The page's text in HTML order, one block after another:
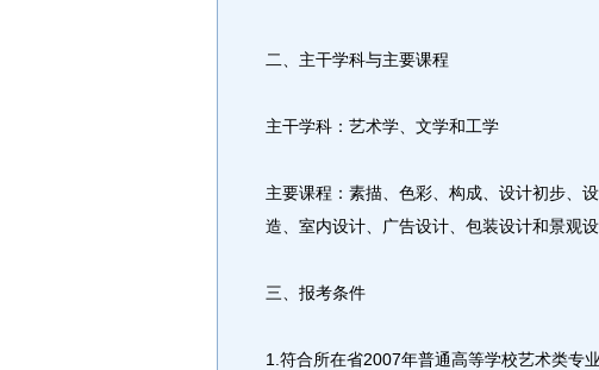
二、主干学科与主要课程
主干学科：艺术学、文学和工学
主要课程：素描、色彩、构成、设计初步、
造、室内设计、广告设计、包装设计和景观设
三、报考条件
1.符合所在省2007年普通高等学校艺术类专